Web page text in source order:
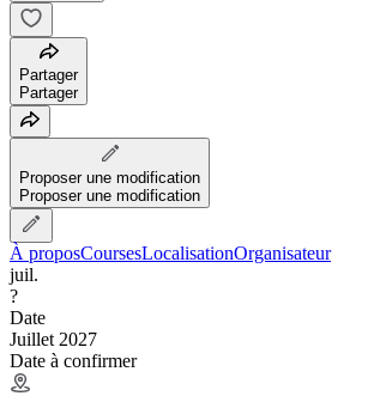
Partager
Partager
Proposer une modification
Proposer une modification
À proposCoursesLocalisationOrganisateur
juil.
?
Date
Juillet 2027
Date à confirmer